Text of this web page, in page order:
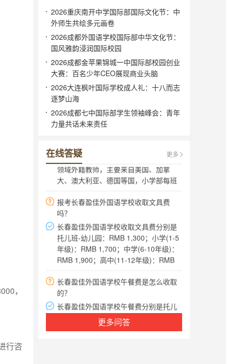
，
行咨
2026重庆南开中学国际部国际文化节：中
外师生共绘多元画卷
2026成都外国语学校国际部中华文化节：
国风雅韵浸润国际校园
2026成都金苹果锦城一中国际部校园创业
大赛：百名少年CEO展现商业头脑
2026大连枫叶国际学校成人礼：十八而志
逐梦山海
2026成都七中国际部学生领袖峰会：青年
力量共话未来责任
在线答疑 更多
长春盈佳外国语学校的师资力量如何？
学校聘请了60余名拥有专业教师资格、
领域外籍教师，主要来自美国、加拿
大、澳大利亚、德国等国，小学部每班
配有中国籍助教，帮助不同英语水平的
学生进行更好的学习与交流。
报考长春盈佳外国语学校收取文具费
吗？
长春盈佳外国语学校收取文具费分别是
托儿班-幼儿园：RMB 1,300；小学(1-5
年级)：RMB 1,700；中学(6-10年级)：
RMB 1,900；高中(11-12年级)：RMB
2,100。
长春盈佳外国语学校午餐费是怎么收取
的？
长春盈佳外国语学校午餐费分别是托儿
班-幼儿园：RMB 780/月；小学(1-5年
级)：RMB 810/月；中学及高中(6-12年
级)：RMB 900/月。
更多问答